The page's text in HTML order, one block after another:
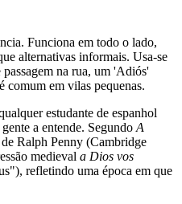
Funciona em todo o lado,
alternativas informais. Usa-se
na rua, um 'Adiós'
comum em vilas pequenas.
estudante de espanhol
a entende. Segundo A
de Ralph Penny (Cambridge
medieval a Dios vos
refletindo uma época em que